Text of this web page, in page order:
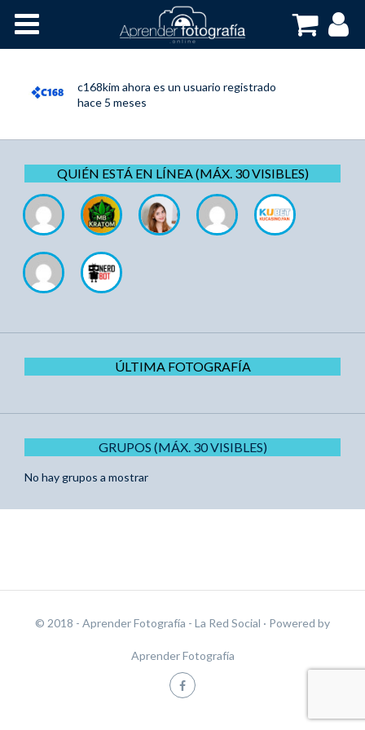
c168kim ahora es un usuario registrado
hace 5 meses
QUIÉN ESTÁ EN LÍNEA (MÁX. 30 VISIBLES)
ÚLTIMA FOTOGRAFÍA
GRUPOS (MÁX. 30 VISIBLES)
No hay grupos a mostrar
© 2018 - Aprender Fotografía - La Red Social · Powered by
Aprender Fotografía